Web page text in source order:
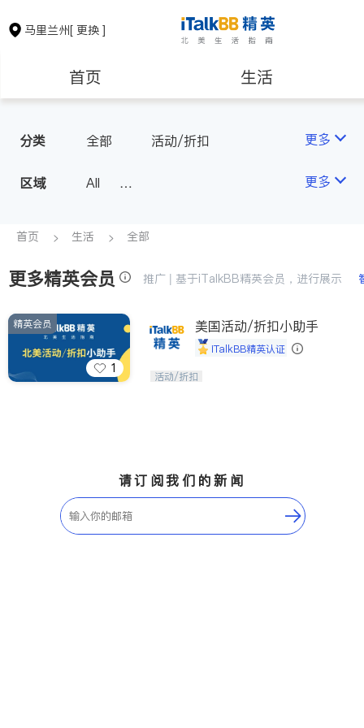
马里兰州[ 更换 ]
首页 生活
保险理财
银行贷款
建筑装修 教育
养老 非盈利组织
分类 全部 活动/折扣 更多
区域
All
D.C.)
更多
首页 生活 全部
更多精英会员 推广 | 基于iTalkBB精英会员，进行展示
1
精英会员 美国活动/折扣小助手
iTalkBB精英认证
iTalkBB精英 官方账号。您的美国生活
活动/折扣
请订阅我们的新闻